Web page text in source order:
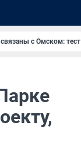
с Омском: тест